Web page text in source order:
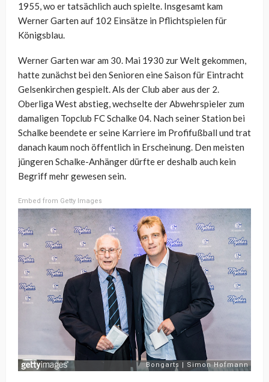
1955, wo er tatsächlich auch spielte. Insgesamt kam
Werner Garten auf 102 Einsätze in Pflichtspielen für
Königsblau.
Werner Garten war am 30. Mai 1930 zur Welt gekommen,
hatte zunächst bei den Senioren eine Saison für Eintracht
Gelsenkirchen gespielt. Als der Club aber aus der 2.
Oberliga West abstieg, wechselte der Abwehrspieler zum
damaligen Topclub FC Schalke 04. Nach seiner Station bei
Schalke beendete er seine Karriere im Profifußball und trat
danach kaum noch öffentlich in Erscheinung. Den meisten
jüngeren Schalke-Anhänger dürfte er deshalb auch kein
Begriff mehr gewesen sein.
Embed from Getty Images